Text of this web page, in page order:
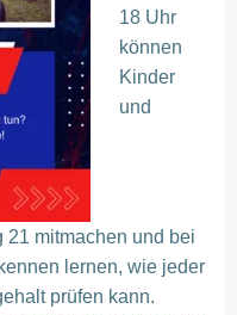
18 Uhr
können
Kinder
und
mitmachen und bei
lernen, wie jeder
prüfen kann.